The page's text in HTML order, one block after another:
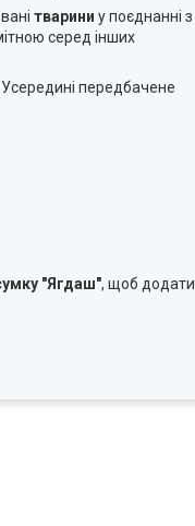
тварини у поєднанні з
серед інших
передбачене
"Ягдаш", щоб додати